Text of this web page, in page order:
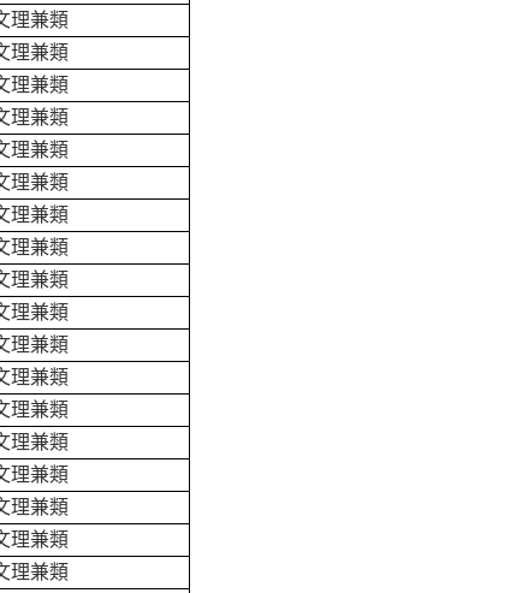
理兼類
理兼類
理兼類
理兼類
理兼類
理兼類
理兼類
理兼類
理兼類
理兼類
理兼類
理兼類
理兼類
理兼類
理兼類
理兼類
理兼類
理兼類